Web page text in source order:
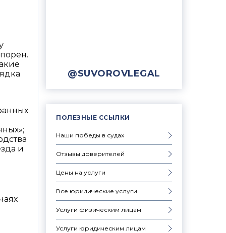
@SUVOROVLEGAL
ПОЛЕЗНЫЕ ССЫЛКИ
Наши победы в судах
Отзывы доверителей
Цены на услуги
Все юридические услуги
Услуги физическим лицам
Услуги юридическим лицам
и